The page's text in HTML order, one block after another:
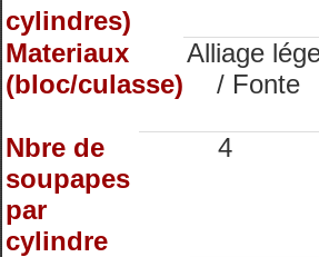
cylindres)
Materiaux
(bloc/culasse)
Alliage
/ Fonte
Nbre de
soupapes
par
cylindre
4